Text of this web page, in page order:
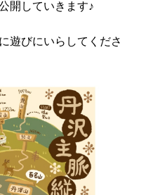
開していきます♪
遊びにいらしてくださ